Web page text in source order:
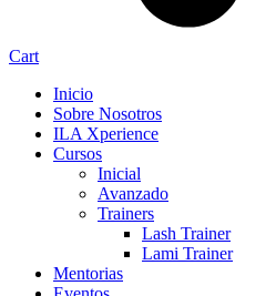
Cart
Inicio
Sobre Nosotros
ILA Xperience
Cursos
Inicial
Avanzado
Trainers
Lash Trainer
Lami Trainer
Mentorias